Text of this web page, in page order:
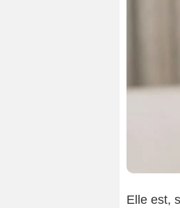
Elle est,